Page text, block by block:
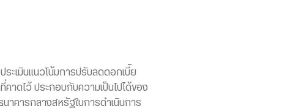
ะเมินแนวโน้มการปรับลดดอกเบี้ย
าดไว้ ประกอบกับความเป็นไปได้ของ
าคารกลางสหรัฐในการดำเนินการ